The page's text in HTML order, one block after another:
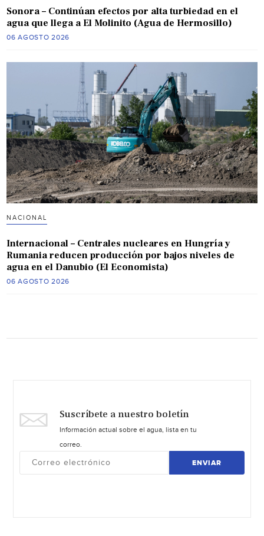
Sonora – Continúan efectos por alta turbiedad en el
agua que llega a El Molinito (Agua de Hermosillo)
06 AGOSTO 2026
NACIONAL
Internacional – Centrales nucleares en Hungría y
Rumania reducen producción por bajos niveles de
agua en el Danubio (El Economista)
06 AGOSTO 2026
Suscríbete a nuestro boletín
Información actual sobre el agua, lista en tu
correo.
ENVIAR